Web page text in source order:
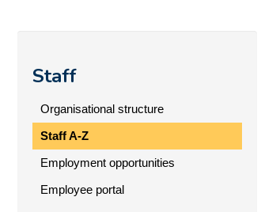
Staff
Organisational structure
Staff A-Z
Employment opportunities
Employee portal